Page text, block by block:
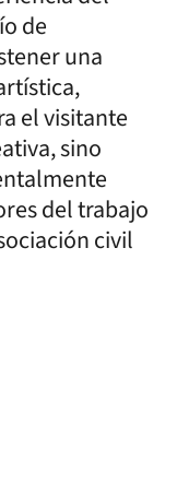
de
una
el visitante
sino
del trabajo
civil